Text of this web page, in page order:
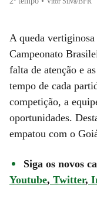
A queda
Campeonato
falta de atenção e
tempo de cada
competição, a
oportunidades.
empatou com o
Siga os novos
Youtube, Twitter,